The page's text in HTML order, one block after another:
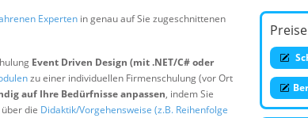
Experten in genau auf Sie zugeschnittenen
Event Driven Design (mit .NET/C# oder
zu einer individuellen Firmenschulung (vor Ort
auf Ihre Bedürfnisse anpassen, indem Sie
die Didaktik/Vorgehensweise (z.B. Reihenfolge